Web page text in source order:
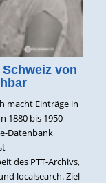
von
macht Einträge in
1880 bis 1950
Datenbank
des PTT-Archivs,
localsearch. Ziel